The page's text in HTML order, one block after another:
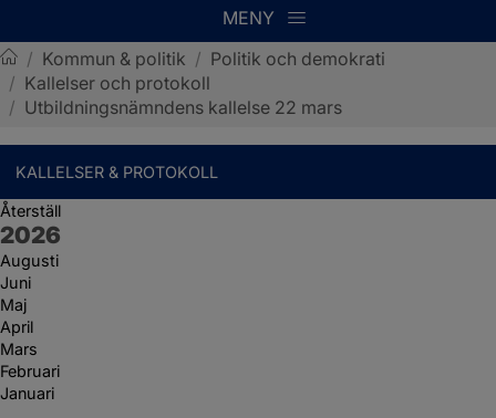
MENY
Sotenäs kommun
/ Kommun & politik / Politik och demokrati
/ Kallelser och protokoll
/ Utbildningsnämndens kallelse 22 mars
KALLELSER & PROTOKOLL
Återställ
År:
2026
Augusti
Juni
Maj
April
Mars
Februari
Januari